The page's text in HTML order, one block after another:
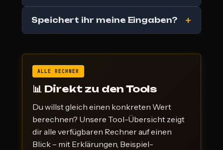
Speichert ihr meine Eingaben?
ALLE RECHNER
📊 Direkt zu den Tools
Du willst gleich einen konkreten Wert
berechnen? Unsere Tool-Übersicht zeigt
dir alle verfügbaren Rechner auf einen
Blick – mit Erklärungen, Beispiel-